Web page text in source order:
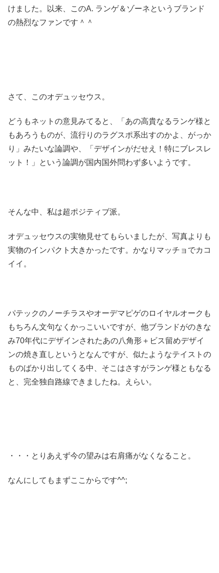
けました。以来、このA. ランゲ＆ゾーネというブランド
の熱烈なファンです＾＾
さて、このオデュッセウス。
どうもネットの意見みてると、「あの高貴なるランゲ様と
もあろうものが、流行りのラグスポ系出すのかよ、がっか
り」みたいな論調や、「デザインがだせえ！特にブレスレ
ット！」という論調が国内国外問わず多いようです。
そんな中、私は超ポジティブ派。
オデュッセウスの実物見せてもらいましたが、写真よりも
実物のインパクト大きかったです。かなりマッチョでカコ
イイ。
パテックのノーチラスやオーデマピゲのロイヤルオークも
もちろん文句なくかっこいいですが、他ブランドがのきな
み70年代にデザインされたあの八角形＋ビス留めデザイ
ンの焼き直しというとなんですが、似たようなテイストの
ものばかり出してくる中、そこはさすがランゲ様ともなる
と、完全独自路線できましたね。えらい。
・・・とりあえず今の望みは右肩痛がなくなること。
なんにしてもまずここからです^^;